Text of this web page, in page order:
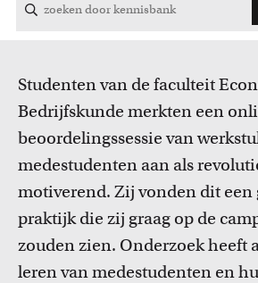
FMG
FNWI
Cursussen
faculteit.
Studenten van de faculteit
Bedrijfskunde merkten een
beoordelingssessie van
medestudenten aan als
motiverend. Zijvonden dit een
praktijk die zij graag op de
zouden zien. Onderzoek heeft
leren vanmedestudenten en